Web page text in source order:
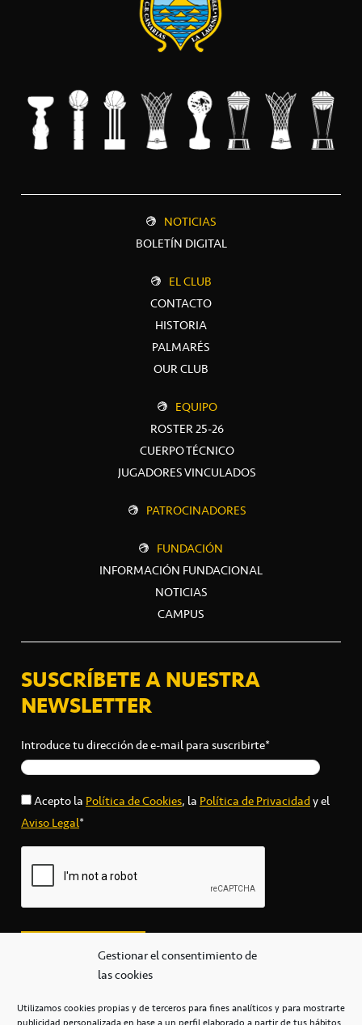
Gestionar el consentimiento de
las cookies
Utilizamos cookies propias y de terceros para fines analíticos y para mostrarte
NOTICIAS
BOLETÍN DIGITAL
EL CLUB
CONTACTO
HISTORIA
PALMARÉS
OUR CLUB
EQUIPO
ROSTER 25-26
CUERPO TÉCNICO
JUGADORES VINCULADOS
PATROCINADORES
FUNDACIÓN
INFORMACIÓN FUNDACIONAL
NOTICIAS
CAMPUS
SUSCRÍBETE A NUESTRA
NEWSLETTER
Introduce tu dirección de e-mail para suscribirte*
Acepto laPolítica de Cookies, laPolítica de Privacidady el
Aviso Legal*